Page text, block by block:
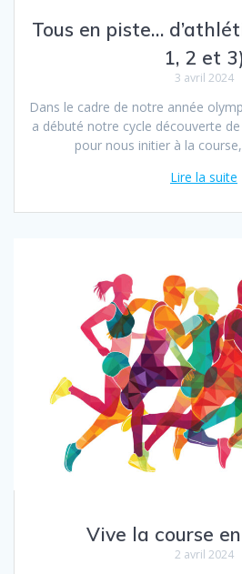
Tous en piste…
1, 2 et
3 avril 2024
Dans le cadre de notre année
a débuté notre cycle découverte de
pour nous initier à la
Lire la suite
Vive la course en
2 avril 2024